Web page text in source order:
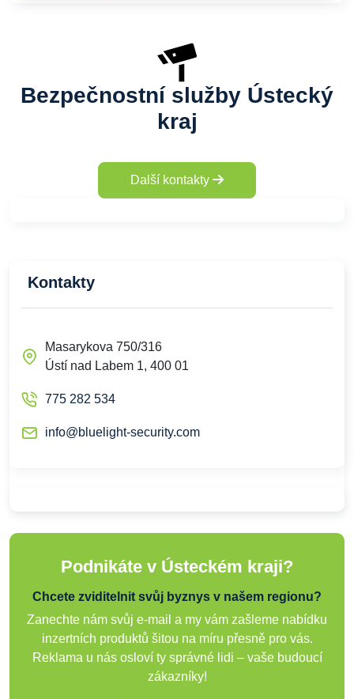
Bezpečnostní služby Ústecký
kraj
Další kontakty
Kontakty
Masarykova 750/316
Ústí nad Labem 1, 400 01
775 282 534
info@bluelight-security.com
Podnikáte v Ústeckém kraji?
Chcete zviditelnit svůj byznys v našem regionu?
Zanechte nám svůj e-mail a my vám zašleme nabídku
inzertních produktů šitou na míru přesně pro vás.
Reklama u nás osloví ty správné lidi – vaše budoucí
zákazníky!